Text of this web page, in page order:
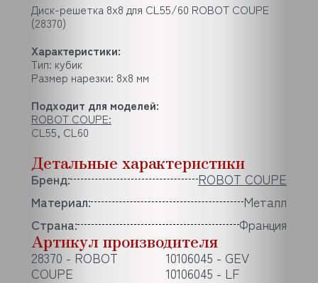
Диск-решетка 8х8 для CL55/60 ROBOT COUPE
(28370)
Характеристики:
Тип: кубик
Размер нарезки: 8х8 мм
Подходит для моделей:
ROBOT COUPE:
CL55, CL60
Детальные характеристики
Бренд:
ROBOT COUPE
Материал:
Металл
Страна:
Франция
Артикул производителя
28370 - ROBOT
COUPE
10106045 - GEV
10106045 - LF